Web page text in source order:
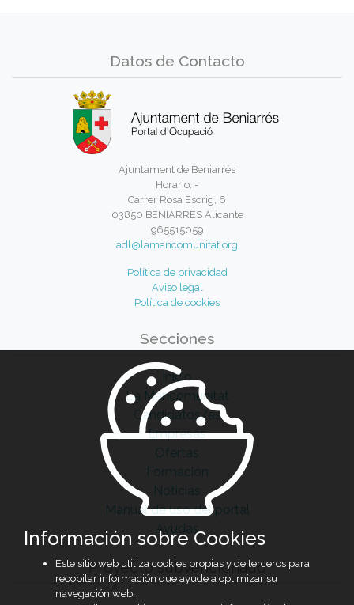
Datos de Contacto
Ajuntament de Beniarrés
Horario: -
Carrer Rosa Escrig, 6
03850 BENIARRES Alicante
965515059
adl@lamancomunitat.org
Política de privacidad
Aviso legal
Política de cookies
Secciones
Inicio
La Mancomunitat
Candidatos/as
Empresas
Ofertas
Formación
Noticias
Manual de uso del portal
Ayudas
Proyecto subvencionado
Información sobre Cookies
Este sitio web utiliza cookies propias y de terceros para
recopilar información que ayude a optimizar su
navegación web.